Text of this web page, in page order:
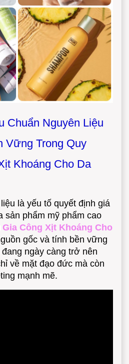
Chuẩn Nguyên Liệu
Vững Trong Quy
Khoáng Cho Da
là yếu tố quyết định giá
sản phẩm mỹ phẩm cao
Gia Công Xịt Khoáng Cho
gốc và tính bền vững
ngày càng trở nên
về mặt đạo đức mà còn
mạnh mẽ.